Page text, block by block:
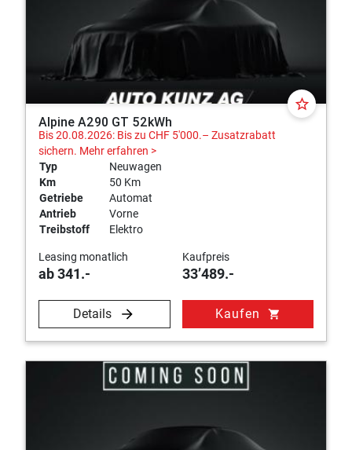
star_border
Alpine A290 GT 52kWh
Bis 20.08.2026: Bis zu CHF 5'000.– Zusatzrabatt
sichern. Mehr erfahren >
Typ
Neuwagen
Km
50 Km
Getriebe
Automat
Antrieb
Vorne
Treibstoff
Elektro
Leasing monatlich
ab 341.-
Kaufpreis
33’489.-
Details Kaufen shopping_cart